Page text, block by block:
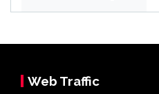
Web Traffic